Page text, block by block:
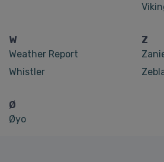
W
Weather Report
Whistler
Z
Ø
Øyo